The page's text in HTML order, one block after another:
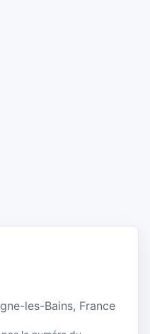
les-Bains, France